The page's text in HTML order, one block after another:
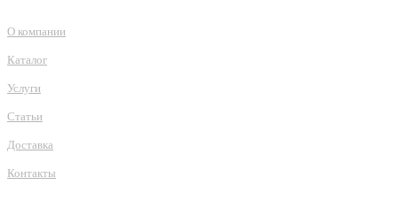
О компании
Каталог
Услуги
Статьи
Доставка
Контакты